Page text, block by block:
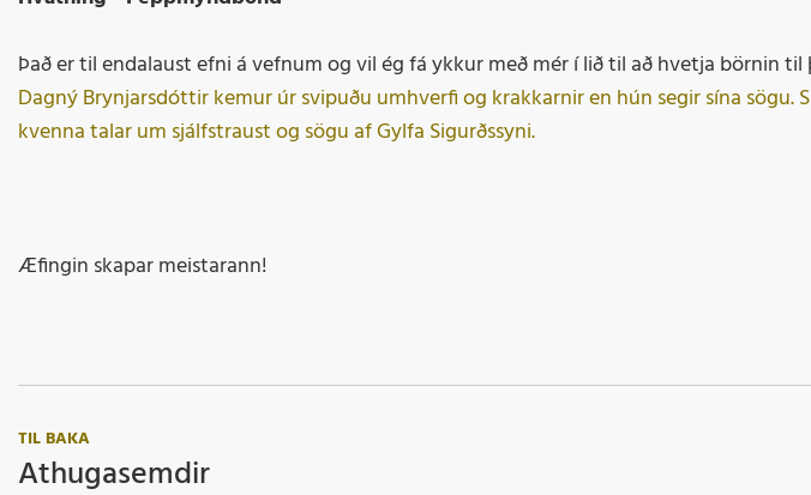
Það er til endalaust efni á vefnum og vil ég fá ykkur með mér í lið til að hvetja börnin til
Dagný Brynjarsdóttir kemur úr svipuðu umhverfi og krakkarnir en hún segir sína sögu.
kvenna talar um sjálfstraust og sögu af Gylfa Sigurðssyni.
Æfingin skapar meistarann!
TIL BAKA
Athugasemdir